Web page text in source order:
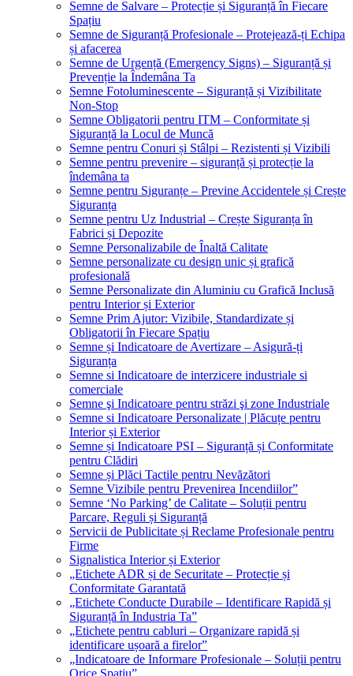
Semne de Salvare – Protecție și Siguranță în Fiecare
Spațiu
Semne de Siguranță Profesionale – Protejează-ți Echipa
și afacerea
Semne de Urgență (Emergency Signs) – Siguranță și
Prevenție la Îndemâna Ta
Semne Fotoluminescente – Siguranță și Vizibilitate
Non-Stop
Semne Obligatorii pentru ITM – Conformitate și
Siguranță la Locul de Muncă
Semne pentru Conuri și Stâlpi – Rezistenti și Vizibili
Semne pentru prevenire – siguranță și protecție la
îndemâna ta
Semne pentru Siguranțe – Previne Accidentele și Crește
Siguranța
Semne pentru Uz Industrial – Crește Siguranța în
Fabrici și Depozite
Semne Personalizabile de Înaltă Calitate
Semne personalizate cu design unic și grafică
profesională
Semne Personalizate din Aluminiu cu Grafică Inclusă
pentru Interior și Exterior
Semne Prim Ajutor: Vizibile, Standardizate și
Obligatorii în Fiecare Spațiu
Semne și Indicatoare de Avertizare – Asigură-ți
Siguranța
Semne si Indicatoare de interzicere industriale si
comerciale
Semne şi Indicatoare pentru străzi şi zone Industriale
Semne si Indicatoare Personalizate | Plăcuțe pentru
Interior și Exterior
Semne și Indicatoare PSI – Siguranță și Conformitate
pentru Clădiri
Semne și Plăci Tactile pentru Nevăzători
Semne Vizibile pentru Prevenirea Incendiilor”
Semne ‘No Parking’ de Calitate – Soluții pentru
Parcare, Reguli și Siguranță
Servicii de Publicitate și Reclame Profesionale pentru
Firme
Signalistica Interior și Exterior
„Etichete ADR și de Securitate – Protecție și
Conformitate Garantată
„Etichete Conducte Durabile – Identificare Rapidă și
Siguranță în Industria Ta”
„Etichete pentru cabluri – Organizare rapidă și
identificare ușoară a firelor”
„Indicatoare de Informare Profesionale – Soluții pentru
Orice Spațiu”